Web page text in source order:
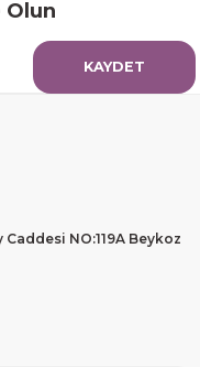
Olun
KAYDET
NO:119A Beykoz